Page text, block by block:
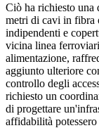
Ciò ha richiesto una
metri di cavi in fibra
indipendenti e
vicina linea
alimentazione,
aggiunto ulteriore
controllo degli
richiesto un
di progettare
affidabilità